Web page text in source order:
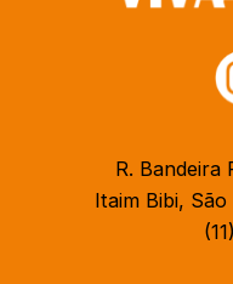
R. Bandeira
Itaim Bibi,